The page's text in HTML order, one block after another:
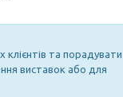
та порадувати
виставок або для